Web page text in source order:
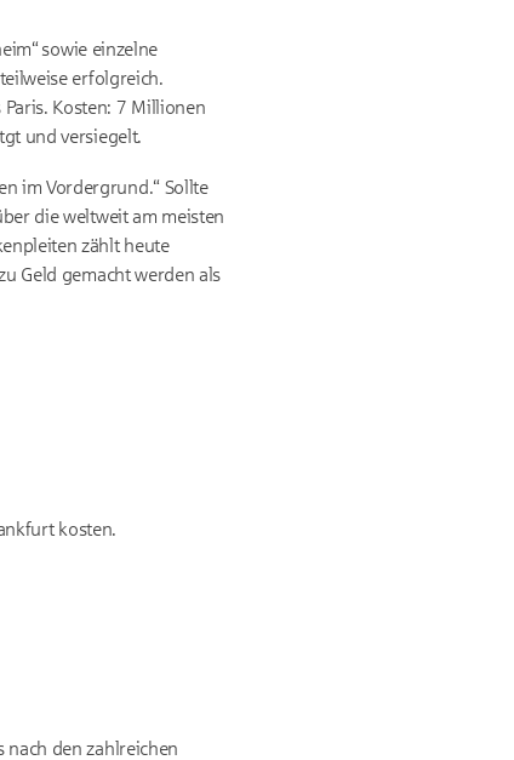
sowie einzelne
erfolgreich.
Kosten: 7 Millionen
und versiegelt.
im Vordergrund.“ Sollte
die weltweit am meisten
zählt heute
Geld gemacht werden als
kosten.
nach den zahlreichen